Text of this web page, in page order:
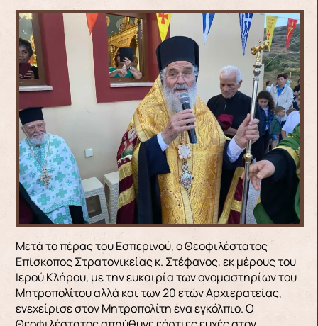
Μετά το πέρας του Εσπερινού, ο Θεοφιλέστατος
Επίσκοπος Στρατονικείας κ. Στέφανος, εκ μέρους του
Ιερού Κλήρου, με την ευκαιρία των ονομαστηρίων του
Μητροπολίτου αλλά και των 20 ετών Αρχιερατείας,
ενεχείρισε στον Μητροπολίτη ένα εγκόλπιο. Ο